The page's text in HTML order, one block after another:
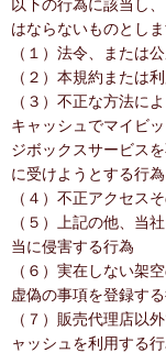
以下の行為に該当し
はならないものとしま
（１）法令、または
（２）本規約または
（３）不正な方法に
キャッシュでマイビ
ジボックスサービス
に受けようとする行為
（４）不正アクセス
（５）上記の他、当
当に侵害する行為
（６）実在しない架
虚偽の事項を登録す
（７）販売代理店以
ャッシュを利用する